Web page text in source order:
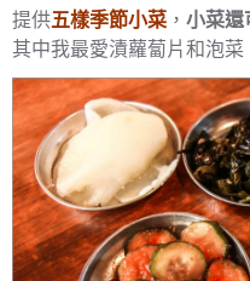
提供五樣季節小菜 ， 小菜還
其中我最愛漬蘿蔔片和泡菜